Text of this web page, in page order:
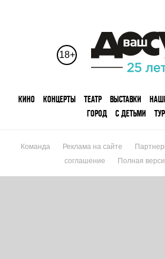
18+
КИНО КОНЦЕРТЫ ТЕАТР ВЫСТАВКИ
ГОРОД
С ДЕТЬМИ
Команда Реклама на сайте
соглашение
Полная